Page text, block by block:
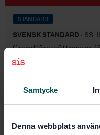
Samtycke
Denna webbplats
STANDARD
SVENSK STANDARD · SS-
Grundförutsättningar
Tillverkning av